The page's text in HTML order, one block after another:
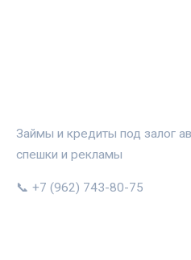
Займы и кредиты под залог
спешки и рекламы
📞 +7 (962) 743-80-75